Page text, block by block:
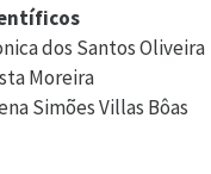
dos Santos Oliveira
Moreira
Simões Villas Bôas